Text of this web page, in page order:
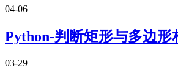
04-06
Python-判断矩形与多边形
03-29